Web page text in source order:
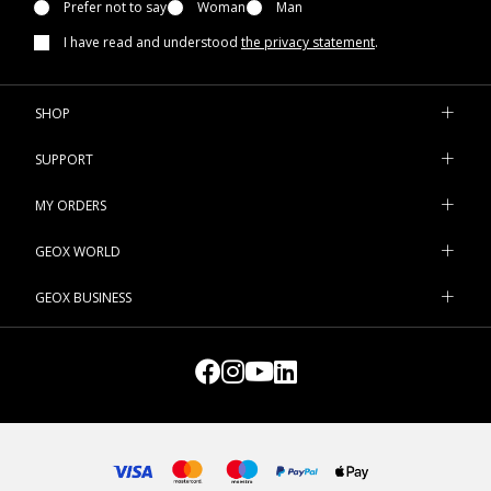
Prefer not to say Woman
Man
I have read and understood the privacy statement.
SHOP
SUPPORT
MY ORDERS
GEOX WORLD
GEOX BUSINESS